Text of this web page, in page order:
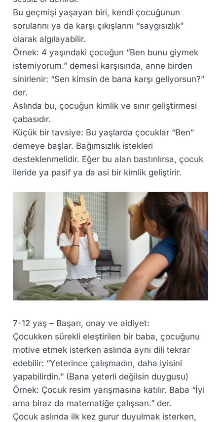
Bu geçmişi yaşayan biri, kendi çocuğunun
sorularını ya da karşı çıkışlarını “saygısızlık”
olarak algılayabilir.
Örnek: 4 yaşındaki çocuğun “Ben bunu giymek
istemiyorum.” demesi karşısında, anne birden
sinirlenir: “Sen kimsin de bana karşı geliyorsun?”
der.
Aslında bu, çocuğun kimlik ve sınır geliştirmesi
çabasıdır.
Küçük bir tavsiye: Bu yaşlarda çocuklar “Ben”
demeye başlar. Bağımsızlık istekleri
desteklenmelidir. Eğer bu alan bastırılırsa, çocuk
ileride ya pasif ya da asi bir kimlik geliştirir.
7-12 yaş – Başarı, onay ve aidiyet:
Çocukken sürekli eleştirilen bir baba, çocuğunu
motive etmek isterken aslında aynı dili tekrar
edebilir: “Yeterince çalışmadın, daha iyisini
yapabilirdin.” (Bana yeterli değilsin duygusu)
Örnek: Çocuk resim yarışmasına katılır. Baba “İyi
ama biraz da matematiğe çalışsan.” der.
Çocuk aslında ilk kez gurur duyulmak isterken,